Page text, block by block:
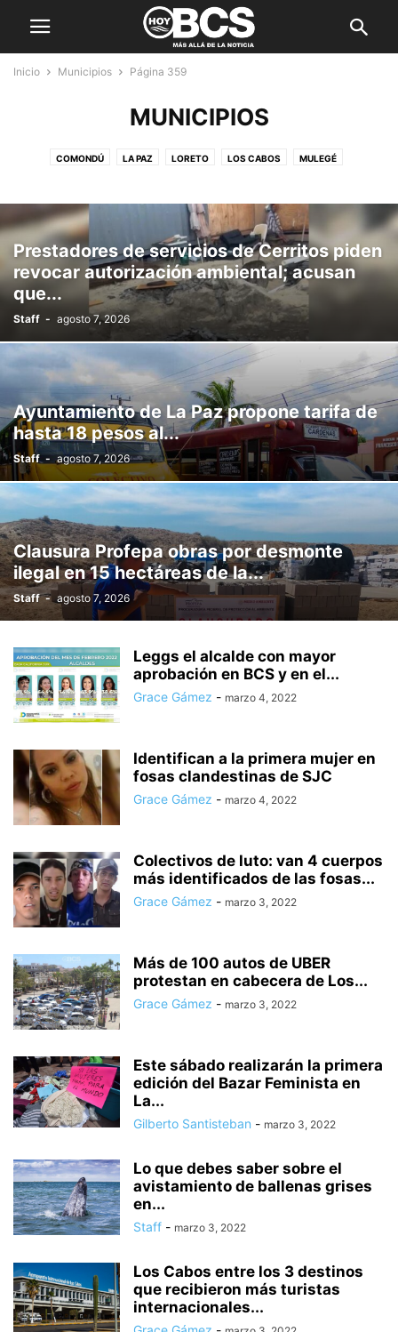
Inicio Municipios Página 359
MUNICIPIOS
COMONDÚ LA PAZ LORETO LOS CABOS MULEGÉ
Prestadores de servicios de Cerritos piden
revocar autorización ambiental; acusan
que...
Staff - agosto 7, 2026
Ayuntamiento de La Paz propone tarifa de
hasta 18 pesos al...
Staff - agosto 7, 2026
Clausura Profepa obras por desmonte
ilegal en 15 hectáreas de la...
Staff - agosto 7, 2026
Leggs el alcalde con mayor
aprobación en BCS y en el...
Grace Gámez - marzo 4, 2022
Identifican a la primera mujer en
fosas clandestinas de SJC
Grace Gámez - marzo 4, 2022
Colectivos de luto: van 4 cuerpos
más identificados de las fosas...
Grace Gámez - marzo 3, 2022
Más de 100 autos de UBER
protestan en cabecera de Los...
Grace Gámez - marzo 3, 2022
Este sábado realizarán la primera
edición del Bazar Feminista en
La...
Gilberto Santisteban - marzo 3, 2022
Lo que debes saber sobre el
avistamiento de ballenas grises
en...
Staff - marzo 3, 2022
Los Cabos entre los 3 destinos
que recibieron más turistas
internacionales...